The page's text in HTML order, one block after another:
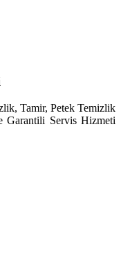
Tamir, Petek Temizlik
Garantili Servis Hizmeti